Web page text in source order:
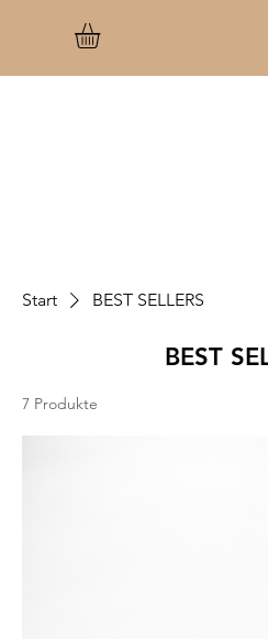
Start BEST SELLERS
BEST
7 Produkte